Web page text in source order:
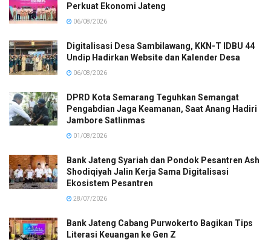
Perkuat Ekonomi Jateng
06/08/2026
Digitalisasi Desa Sambilawang, KKN-T IDBU 44
Undip Hadirkan Website dan Kalender Desa
06/08/2026
DPRD Kota Semarang Teguhkan Semangat
Pengabdian Jaga Keamanan, Saat Anang Hadiri
Jambore Satlinmas
01/08/2026
Bank Jateng Syariah dan Pondok Pesantren Ash
Shodiqiyah Jalin Kerja Sama Digitalisasi
Ekosistem Pesantren
28/07/2026
Bank Jateng Cabang Purwokerto Bagikan Tips
Literasi Keuangan ke Gen Z